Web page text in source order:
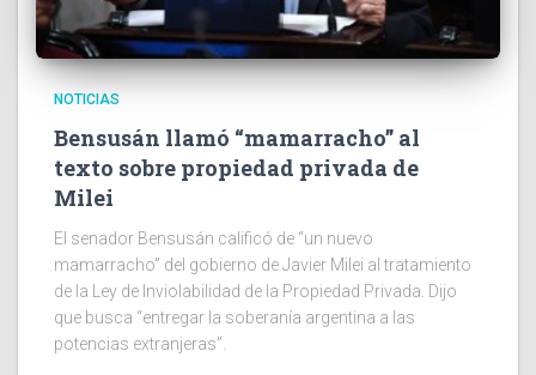
NOTICIAS
Bensusán llamó “mamarracho” al
texto sobre propiedad privada de
Milei
El senador Bensusán calificó de “un nuevo
mamarracho” del gobierno de Javier Milei al tratamiento
de la Ley de Inviolabilidad de la Propiedad Privada. Dijo
que busca “entregar la soberanía argentina a las
potencias extranjeras”.